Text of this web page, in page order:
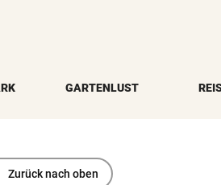
GARTENLUST
Zurück nach oben